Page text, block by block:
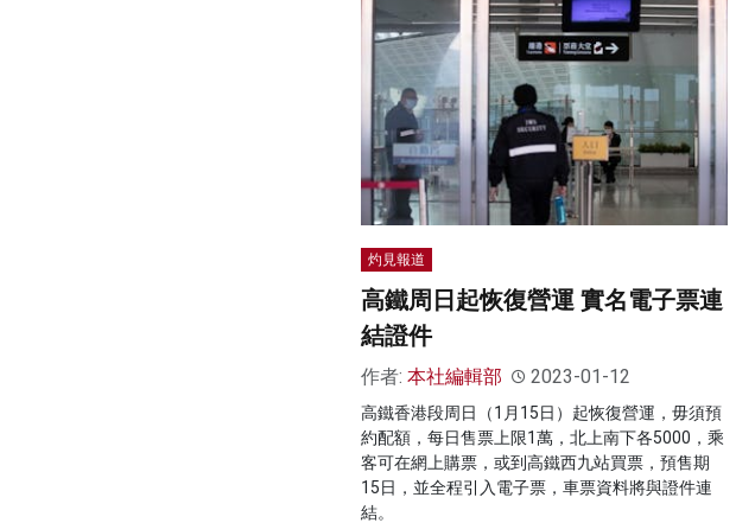
灼見報道
高鐵周日起恢復營運 實名電子票連
結證件
作者: 本社編輯部 2023-01-12
高鐵香港段周日（1月15日）起恢復營運，毋須預
約配額，每日售票上限1萬，北上南下各5000，乘
客可在網上購票，或到高鐵西九站買票，預售期
15日，並全程引入電子票，車票資料將與證件連
結。